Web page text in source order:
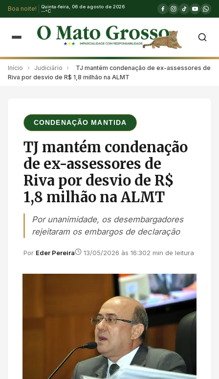
Boa noite!
Quinta-feira, 06 de agosto de 2026
--°C
Início › Judiciário ›
TJ mantém condenação de ex-assessores de
Riva por desvio de R$ 1,8 milhão na ALMT
CONDENAÇÃO MANTIDA
TJ mantém condenação
de ex-assessores de
Riva por desvio de R$
1,8 milhão na ALMT
Por unanimidade, os desembargadores
rejeitaram os embargos de declaração
Por Eder Pereira 13/05/2026 às 16:302 min de leitura